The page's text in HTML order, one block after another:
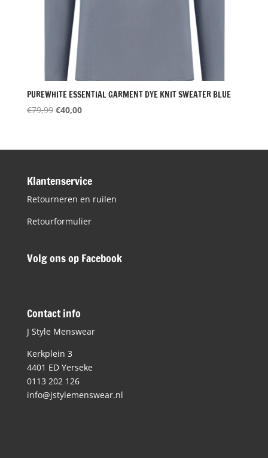
PUREWHITE ESSENTIAL GARMENT DYE KNIT SWEATER BLUE
€79,99 Oorspronkelijke
€79,99.
€40,00Huidige
€40,00.
Klantenservice
Retourneren en ruilen
Retourformulier
Volg ons op Facebook
Contact info
J Style Menswear
Kerkplein 3
4401 ED Yerseke
0113 202 126
info@jstylemenswear.nl